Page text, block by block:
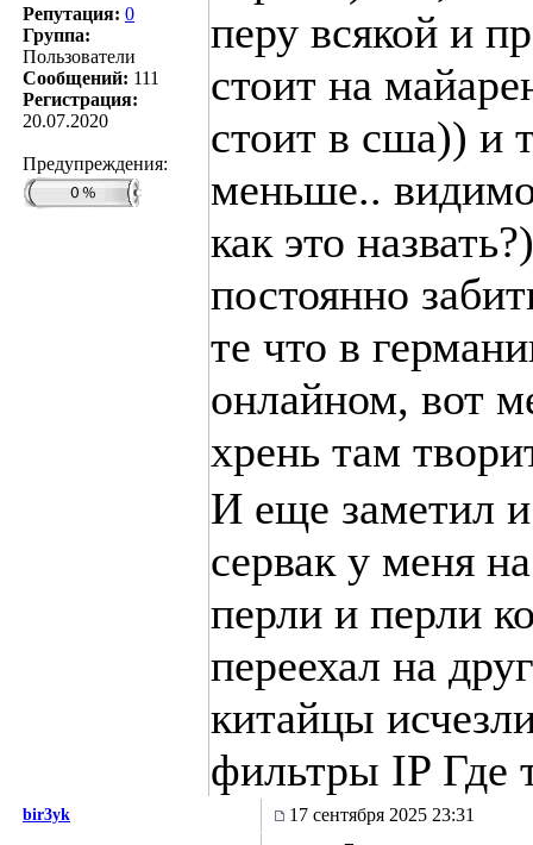
Репутация: 0
Группа:
Пользователи
Сообщений: 111
Регистрация:
20.07.2020
Предупреждения:
перу всякой и
стоит на
стоит в сша)) и
меньше..
как это
постоянно
те что в
онлайном, вот
хрень там
И еще заметил
сервак у меня
перли и перли
переехал на
китайцы
фильтры IP Где
bir3yk 17 сентября 2025 23:31